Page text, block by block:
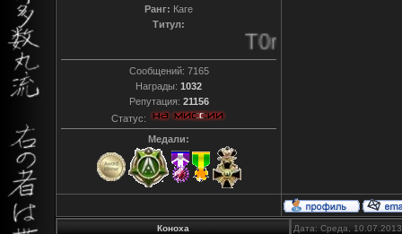
Ранг: Каге
Титул:
T0reador xD
Сообщений: 7165
Награды: 1032
Репутация: 21156
Статус:
Медали:
Коноха Дата: Среда,